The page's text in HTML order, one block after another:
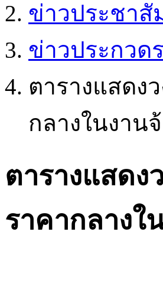
ข่าวประชาสั
ข่าวประกวด
ตารางแสดง
กลางในงาน
ตารางแสดง
ราคากลางใ